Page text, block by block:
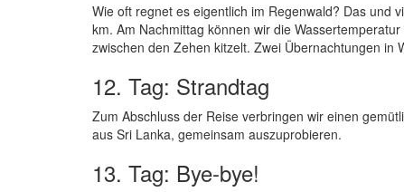
Wie oft regnet es eigentlich im Regenwald? Das und
km. Am Nachmittag können wir die
zwischen den Zehen kitzelt. Zwei Übernachtungen in
12. Tag: Strandtag
Zum Abschluss der Reise verbringen wir einen
aus Sri Lanka, gemeinsam auszuprobieren.
13. Tag: Bye-bye!